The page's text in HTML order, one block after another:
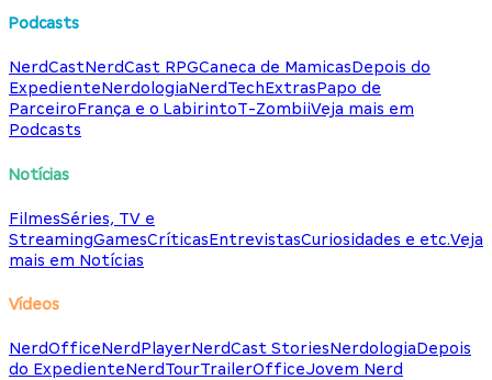
Podcasts
NerdCastNerdCast RPGCaneca de MamicasDepois do
ExpedienteNerdologiaNerdTechExtrasPapo de
ParceiroFrança e o LabirintoT-ZombiiVeja mais em
Podcasts
Notícias
FilmesSéries, TV e
StreamingGamesCríticasEntrevistasCuriosidades e etc.Veja
mais em Notícias
Vídeos
NerdOfficeNerdPlayerNerdCast StoriesNerdologiaDepois
do ExpedienteNerdTourTrailerOfficeJovem Nerd